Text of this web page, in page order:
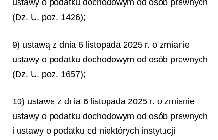
ustawy o podatku dochodowym od osób prawnych
(Dz. U. poz. 1426);
9) ustawą z dnia 6 listopada 2025 r. o zmianie
ustawy o podatku dochodowym od osób prawnych
(Dz. U. poz. 1657);
10) ustawą z dnia 6 listopada 2025 r. o zmianie
ustawy o podatku dochodowym od osób prawnych
i ustawy o podatku od niektórych instytucji